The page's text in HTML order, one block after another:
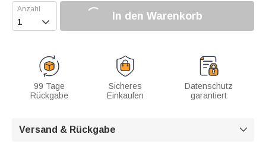
 In den Warenkorb
99 Tage
Rückgabe
Sicheres
Einkaufen
Datenschutz
garantiert
Versand & Rückgabe 